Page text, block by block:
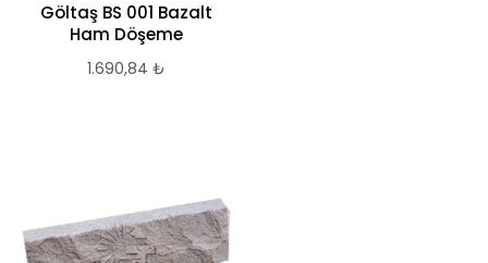
Göltaş BS 001 Bazalt
Ham Döşeme
1.690,84 ₺